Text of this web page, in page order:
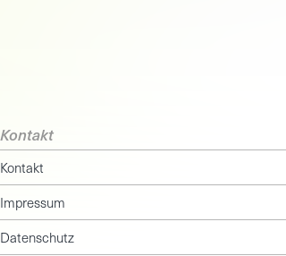
Kontakt
Kontakt
Impressum
Datenschutz